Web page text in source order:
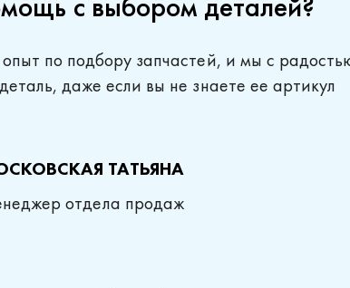
по подбору запчастей, и мы с
даже если вы не знаете ее артикул
ТАТЬЯНА
отдела продаж